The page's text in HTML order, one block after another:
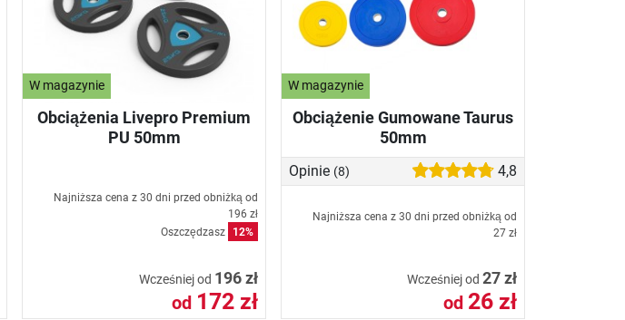
W magazynie
Obciążenia Livepro Premium
PU 50mm
Najniższa cena z 30 dni przed obniżką od
196 zł
Oszczędzasz
12%
Wcześniej od 196 zł
od 172 zł
W magazynie
Obciążenie Gumowane Taurus
50mm
Opinie (8) 4,8
Najniższa cena z 30 dni przed obniżką od
27 zł
Wcześniej od 27 zł
od 26 zł